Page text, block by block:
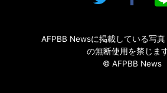
AFPBB Newsに掲載している写
の無断使用を禁じます
© AFPBB News